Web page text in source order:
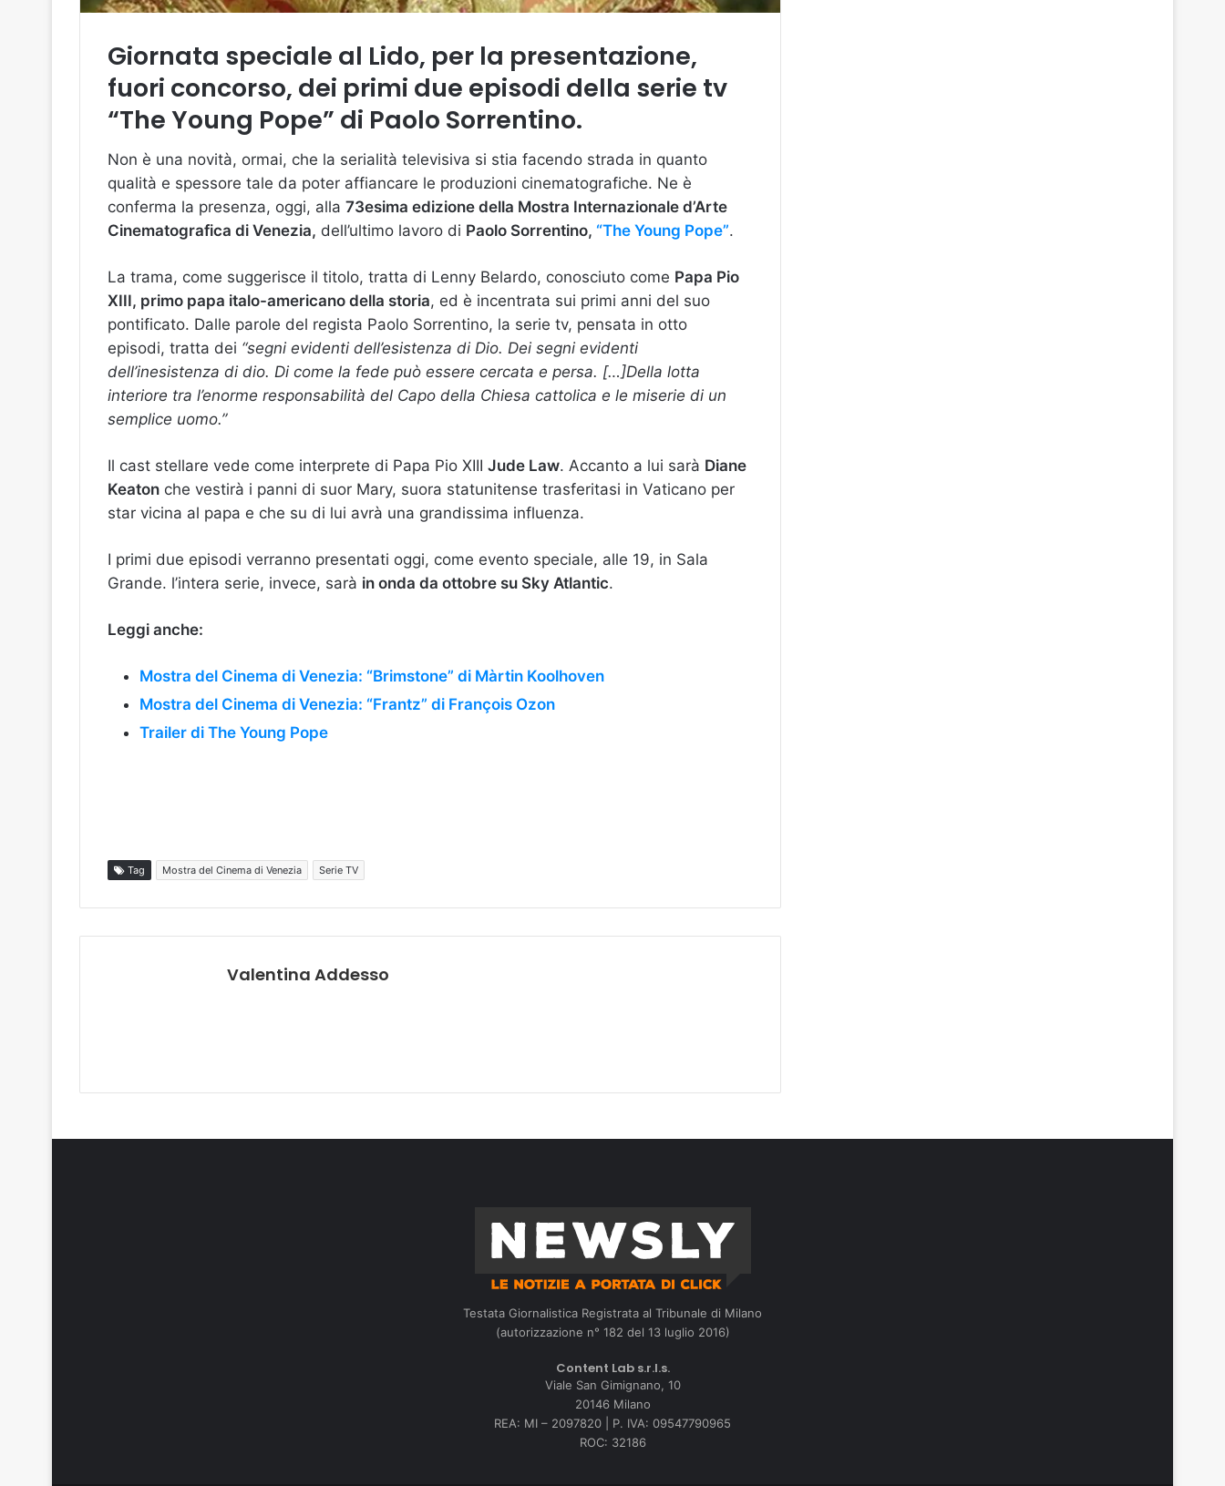
Giornata speciale al Lido, per la presentazione,
fuori concorso, dei primi due episodi della serie tv
“The Young Pope” di Paolo Sorrentino.
Non è una novità, ormai, che la serialità televisiva si stia facendo strada in quanto
qualità e spessore tale da poter affiancare le produzioni cinematografiche. Ne è
conferma la presenza, oggi, alla 73esima edizione della Mostra Internazionale d’Arte
Cinematografica di Venezia, dell’ultimo lavoro di Paolo Sorrentino, “The Young Pope”.
La trama, come suggerisce il titolo, tratta di Lenny Belardo, conosciuto come Papa Pio
XIII, primo papa italo-americano della storia, ed è incentrata sui primi anni del suo
pontificato. Dalle parole del regista Paolo Sorrentino, la serie tv, pensata in otto
episodi, tratta dei “segni evidenti dell’esistenza di Dio. Dei segni evidenti
dell’inesistenza di dio. Di come la fede può essere cercata e persa. […]Della lotta
interiore tra l’enorme responsabilità del Capo della Chiesa cattolica e le miserie di un
semplice uomo.”
Il cast stellare vede come interprete di Papa Pio XIII Jude Law. Accanto a lui sarà Diane
Keaton che vestirà i panni di suor Mary, suora statunitense trasferitasi in Vaticano per
star vicina al papa e che su di lui avrà una grandissima influenza.
I primi due episodi verranno presentati oggi, come evento speciale, alle 19, in Sala
Grande. l’intera serie, invece, sarà in onda da ottobre su Sky Atlantic.
Leggi anche:
Mostra del Cinema di Venezia: “Brimstone” di Màrtin Koolhoven
Mostra del Cinema di Venezia: “Frantz” di François Ozon
Trailer di The Young Pope
Tag Mostra del Cinema di Venezia Serie TV
Valentina Addesso
Testata Giornalistica Registrata al Tribunale di Milano
(autorizzazione n° 182 del 13 luglio 2016)
Content Lab s.r.l.s.
Viale San Gimignano, 10
20146 Milano
REA: MI – 2097820 | P. IVA: 09547790965
ROC: 32186